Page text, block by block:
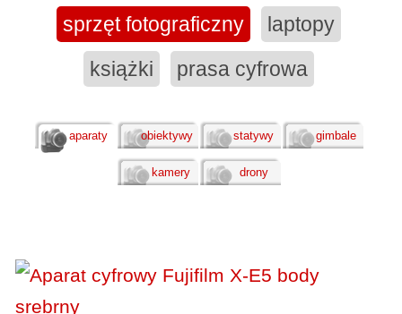
sprzęt fotograficzny
laptopy
książki
prasa cyfrowa
aparaty obiektywy statywy gimbale
kamery drony